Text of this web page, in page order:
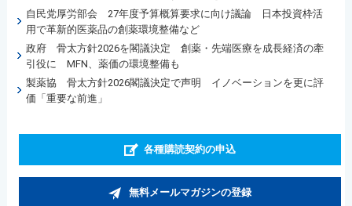
自民党厚労部会 27年度予算概算要求に向け議論 日本投資枠活
用で革新的医薬品の創薬環境整備など
政府 骨太方針2026を閣議決定 創薬・先端医療を成長経済の牽
引役に MFN、薬価の環境整備も
製薬協 骨太方針2026閣議決定で声明 イノベーションを更に評
価「重要な前進」
各種購読契約の申込
無料メールマガジンの登録